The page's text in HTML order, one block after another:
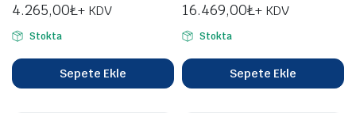
4.265,00₺+ KDV
Stokta
Sepete Ekle
16.469,00₺+ KDV
Stokta
Sepete Ekle